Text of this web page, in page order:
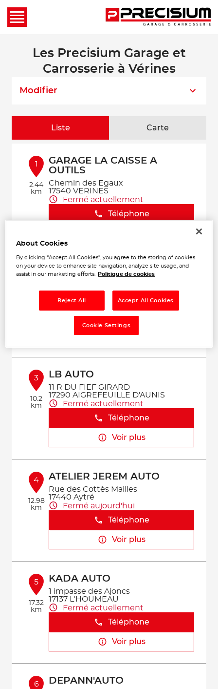
Les Precisium Garage et
Carrosserie à Vérines
Modifier
Liste Carte
1
2.44
km
GARAGE LA CAISSE A
OUTILS
Chemin des Egaux
17540 VERINES
Fermé actuellement
Téléphone
2 AB AUTO
17540 LE GUE D'ALLERE
Fermé actuellement
Téléphone
Voir plus
3
10.2
km
LB AUTO
11 R DU FIEF GIRARD
17290 AIGREFEUILLE D'AUNIS
Fermé actuellement
Téléphone
Voir plus
4
12.98
km
ATELIER JEREM AUTO
Rue des Cottès Mailles
17440 Aytré
Fermé aujourd'hui
Téléphone
Voir plus
5
17.32
km
KADA AUTO
1 impasse des Ajoncs
17137 L'HOUMEAU
Fermé actuellement
Téléphone
Voir plus
6 DEPANN'AUTO
About Cookies
By clicking “Accept All Cookies”, you agree to the storing of cookies
on your device to enhance site navigation, analyze site usage, and
assist in our marketing efforts.
Politique de cookies
Reject All Accept All Cookies
Cookie Settings